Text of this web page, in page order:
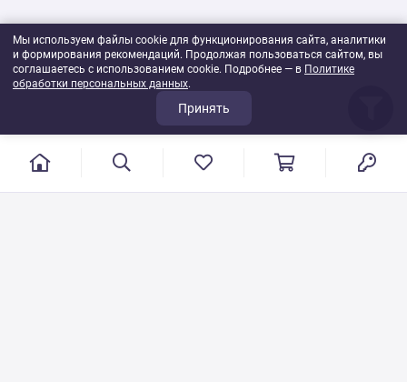
Мы используем файлы cookie для функционирования сайта, аналитики
и формирования рекомендаций. Продолжая пользоваться сайтом, вы
соглашаетесь с использованием cookie. Подробнее — в Политике
обработки персональных данных.
Принять